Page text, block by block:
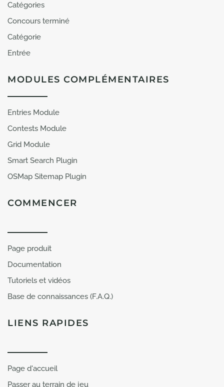
Catégories
Concours terminé
Catégorie
Entrée
MODULES COMPLÉMENTAIRES
Entries Module
Contests Module
Grid Module
Smart Search Plugin
OSMap Sitemap Plugin
COMMENCER
Page produit
Documentation
Tutoriels et vidéos
Base de connaissances (F.A.Q.)
LIENS RAPIDES
Page d'accueil
Passer au terrain de jeu